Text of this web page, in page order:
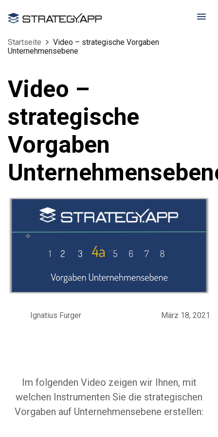
Startseite
Video – strategische Vorgaben
Unternehmensebene
Video –
strategische
Vorgaben
Ignatius Furger März 18, 2021
Im folgenden Video zeigen wir Ihnen, mit
welchen Instrumenten Sie die strategischen
Vorgaben auf Unternehmensebene erstellen: